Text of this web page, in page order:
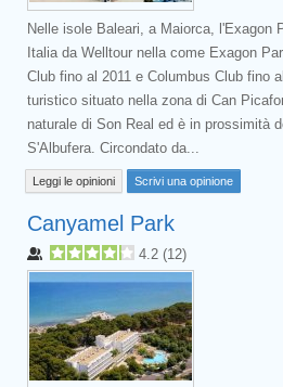
Nelle isole Baleari, a Maiorca, l'Exagon
Italia da Welltour nella come Exagon
Club fino al 2011 e Columbus Club fino
turistico situato nella zona di Can
naturale di Son Real ed è in prossimità
S'Albufera. Circondato da...
Leggi le opinioni Scrivi una opinione
Canyamel Park
4.2 (12)